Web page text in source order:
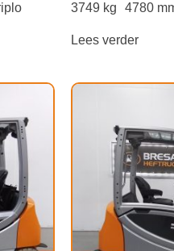
3749 kg 4780
Lees verder